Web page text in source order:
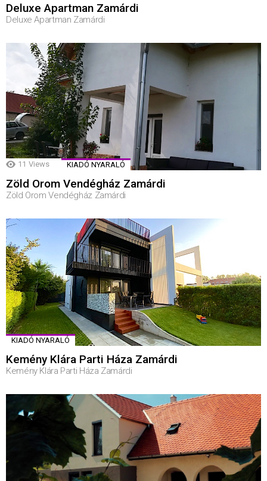
Deluxe Apartman Zamárdi
Deluxe Apartman Zamárdi
11 Views KIADÓ NYARALÓ
Zöld Orom Vendégház Zamárdi
Zöld Orom Vendégház Zamárdi
KIADÓ NYARALÓ
Kemény Klára Parti Háza Zamárdi
Kemény Klára Parti Háza Zamárdi